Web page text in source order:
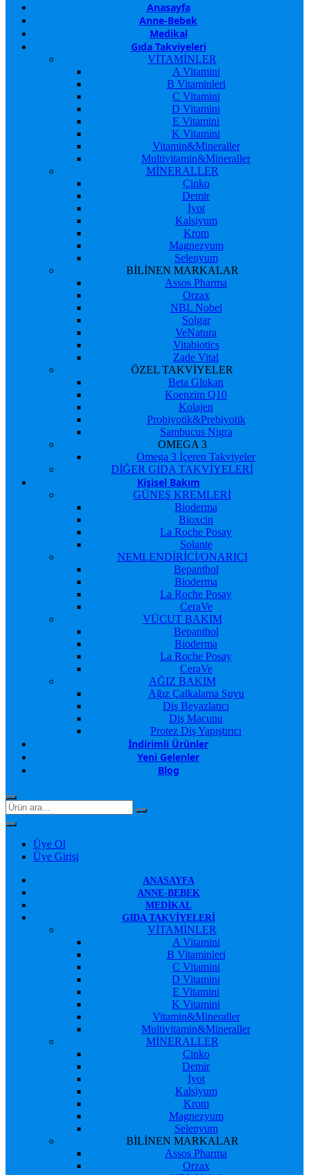
Anasayfa
Anne-Bebek
Medikal
Gıda Takviyeleri
VİTAMİNLER
A Vitamini
B Vitaminleri
C Vitamini
D Vitamini
E Vitamini
K Vitamini
Vitamin&Mineraller
Multivitamin&Mineraller
MİNERALLER
Çinko
Demir
İyot
Kalsiyum
Krom
Magnezyum
Selenyum
BİLİNEN MARKALAR
Assos Pharma
Orzax
NBL Nobel
Solgar
VeNatura
Vitabiotics
Zade Vital
ÖZEL TAKVİYELER
Beta Glukan
Koenzim Q10
Kolajen
Probiyotik&Prebiyotik
Sambucus Nigra
OMEGA 3
Omega 3 İçeren Takviyeler
DİĞER GIDA TAKVİYELERİ
Kişisel Bakım
GÜNEŞ KREMLERİ
Bioderma
Bioxcin
La Roche Posay
Solante
NEMLENDİRİCİ/ONARICI
Bepanthol
Bioderma
La Roche Posay
CeraVe
VÜCUT BAKIM
Bepanthol
Bioderma
La Roche Posay
CeraVe
AĞIZ BAKIM
Ağız Çalkalama Suyu
Diş Beyazlatıcı
Diş Macunu
Protez Diş Yapıştırıcı
İndirimli Ürünler
Yeni Gelenler
Blog
Üye Ol
Üye Girişi
ANASAYFA
ANNE-BEBEK
MEDIKAL
GIDA TAKVIYELERI
VİTAMİNLER
A Vitamini
B Vitaminleri
C Vitamini
D Vitamini
E Vitamini
K Vitamini
Vitamin&Mineraller
Multivitamin&Mineraller
MİNERALLER
Çinko
Demir
İyot
Kalsiyum
Krom
Magnezyum
Selenyum
BİLİNEN MARKALAR
Assos Pharma
Orzax